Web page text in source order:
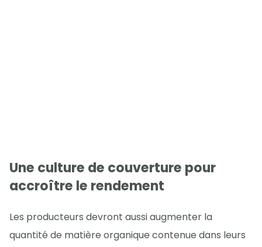
Une culture de couverture pour
accroître le rendement
Les producteurs devront aussi augmenter la
quantité de matière organique contenue dans leurs